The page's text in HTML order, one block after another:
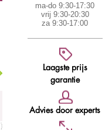
ma-do 9:30-17:30
vrij 9:30-20:30
za 9:30-17:00
Laagste prijs
garantie
Advies door experts